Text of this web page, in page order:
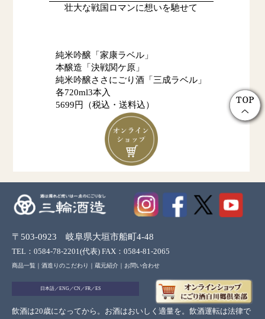
壮大な戦国ロマンに想いを馳せて
純米吟醸「家康ラベル」
本醸造「決戦関ケ原」
純米吟醸ささにごり酒「三成ラベル」
各720ml3本入
5699円（税込・送料込）
〒503-0923 岐阜県大垣市船町4-48
TEL：0584-78-2201(代表) FAX：0584-81-2065
商品一覧 ｜ 酒造りのこだわり ｜ 蔵元紹介 ｜ お問い合わせ
日本語／ENG／CN／FR／ES
飲酒は20歳になってから。お酒はおいしく適量を。飲酒運転は法律で